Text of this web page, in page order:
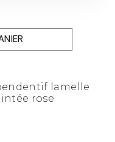
lamelle
rose